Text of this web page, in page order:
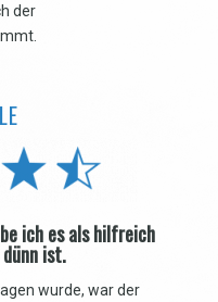
der
ich es als hilfreich
ist.
wurde, war der